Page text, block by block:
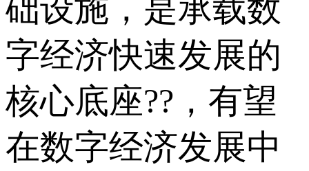
础设施，是承载数
字经济快速发展的
核心底座??，有望
在数字经济发展中